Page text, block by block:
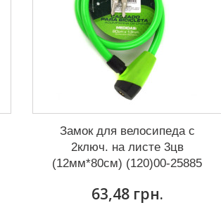
Замок для велосипеда с
2ключ. на листе 3цв
(12мм*80см) (120)00-25885
63,48 грн.